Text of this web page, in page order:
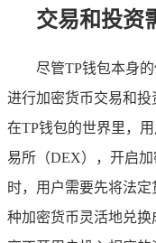
交易和投资
尽管TP钱包本身
进行加密货币交易和投
在TP钱包的世界里，
易所（DEX），开启
时，用户需要先将法
种加密货币灵活地兑